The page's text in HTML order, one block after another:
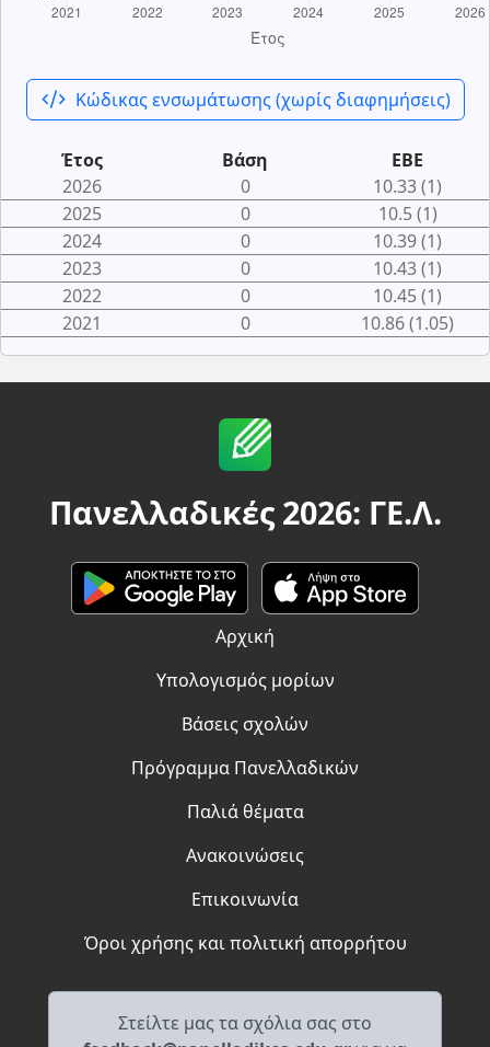
code_xml Κώδικας ενσωμάτωσης (χωρίς διαφημήσεις)
Έτος Βάση
ΕΒΕ
2026
0
10.33 (1)
2025
0
10.5 (1)
2024
0
10.39 (1)
2023
0
10.43 (1)
2022
0
10.45 (1)
2021
0 10.86 (1.05)
Πανελλαδικές 2026: ΓΕ.Λ.
Αρχική
Υπολογισμός μορίων
Βάσεις σχολών
Πρόγραμμα Πανελλαδικών
Παλιά θέματα
Ανακοινώσεις
Επικοινωνία
Όροι χρήσης και πολιτική απορρήτου
Στείλτε μας τα σχόλια σας στο